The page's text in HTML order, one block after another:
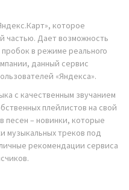
которое
частью. Дает возможность
в режиме реального
данный сервис
«Яндекса».
с качественным звучанием
плейлистов на свой
песен – новинки, которые
музыкальных треков под
рекомендации сервиса